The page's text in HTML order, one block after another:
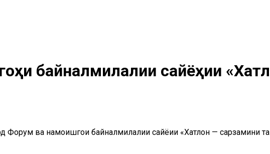
байналмилалии сайёҳии
Форум ва намоишгоҳи байналмилалии сайёҳии «Хатлон — сарзамини